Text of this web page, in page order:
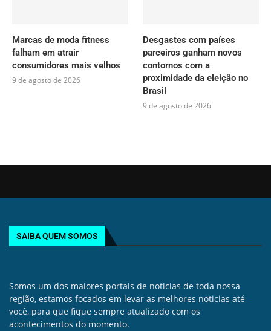
Marcas de moda fitness
falham em atrair
consumidores mais velhos
9 de agosto de 2026
Desgastes com países
parceiros ganham novos
contornos com a
proximidade da eleição no
Brasil
9 de agosto de 2026
SAIBA QUEM SOMOS
Somos um dos maiores portais de noticias de toda nossa
região, estamos focados em levar as melhores noticias até
você, para que fique sempre atualizado com os
acontecimentos do momento.